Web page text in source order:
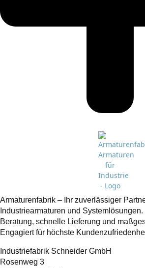
Armaturenfabrik – Ihr zuverlässiger
Industriearmaturen und
Beratung, schnelle Lieferung und
Engagiert für höchste
Industriefabrik Schneider GmbH
Rosenweg 3